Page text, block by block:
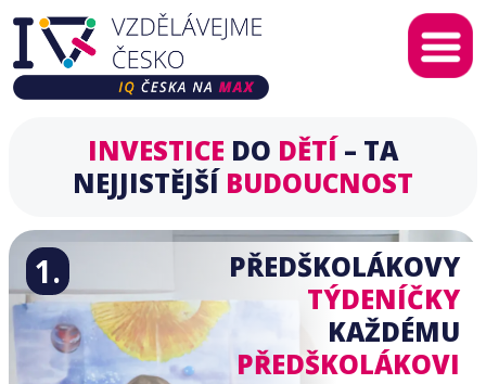
IQ na MAX
INVESTICE DO DĚTÍ – TA
NEJJISTĚJŠÍ BUDOUCNOST
1.
PŘEDŠKOLÁKOVY
TÝDENÍČKY
KAŽDÉMU
PŘEDŠKOLÁKOVI